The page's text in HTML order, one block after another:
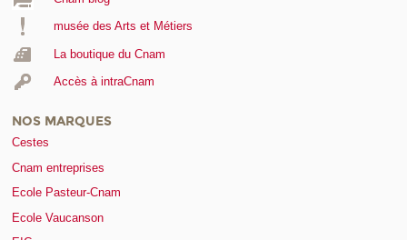
musée des Arts et Métiers
La boutique du Cnam
Accès à intraCnam
NOS MARQUES
Cestes
Cnam entreprises
Ecole Pasteur-Cnam
Ecole Vaucanson